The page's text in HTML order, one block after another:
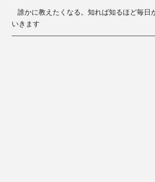
誰かに教えたくなる。知れば知るほど毎日
いきます